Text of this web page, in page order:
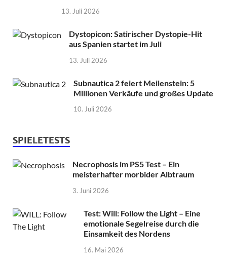
13. Juli 2026
Dystopicon: Satirischer Dystopie-Hit
aus Spanien startet im Juli
13. Juli 2026
Subnautica 2 feiert Meilenstein: 5
Millionen Verkäufe und großes Update
10. Juli 2026
SPIELETESTS
Necrophosis im PS5 Test – Ein
meisterhafter morbider Albtraum
3. Juni 2026
Test: Will: Follow the Light – Eine
emotionale Segelreise durch die
Einsamkeit des Nordens
16. Mai 2026